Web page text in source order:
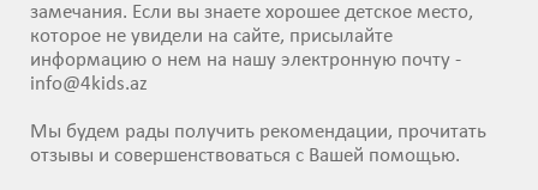
замечания. Если вы знаете хорошее детское место,
которое не увидели на сайте, присылайте
информацию о нем на нашу электронную почту -
info@4kids.az
Мы будем рады получить рекомендации, прочитать
отзывы и совершенствоваться с Вашей помощью.